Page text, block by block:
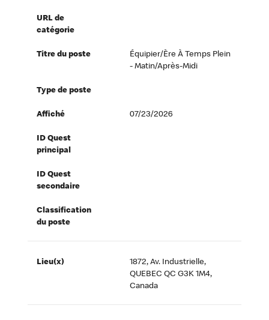
URL de
catégorie
Titre du poste
Équipier/ère À Temps Plein
- Matin/Après-Midi
Type de poste
Affiché 07/23/2026
ID Quest
principal
ID Quest
secondaire
Classification
du poste
Lieu(x)
1872, Av. Industrielle,
QUEBEC QC G3K 1M4,
Canada